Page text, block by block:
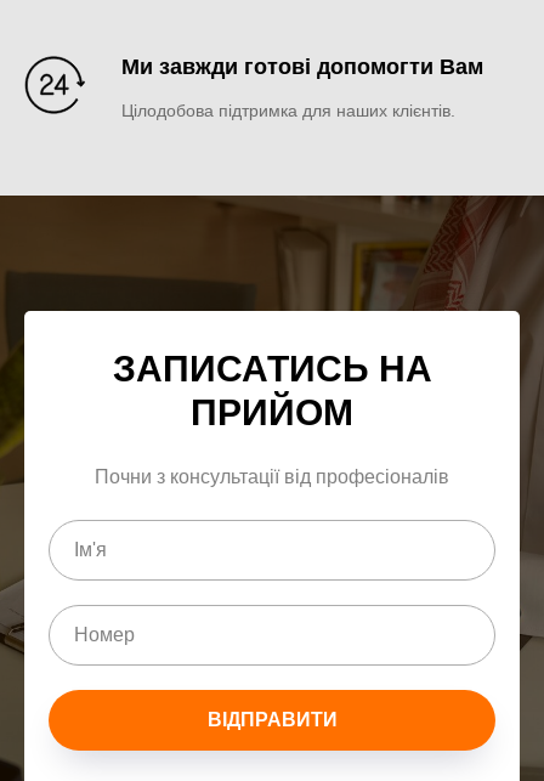
Ми завжди готові допомогти Вам
Цілодобова підтримка для наших клієнтів.
ЗАПИСАТИСЬ НА
ПРИЙОМ
Почни з консультації від професіоналів
ВІДПРАВИТИ